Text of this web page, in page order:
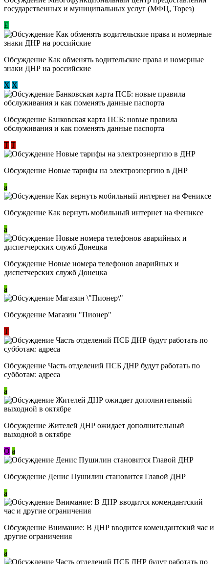
государственных и муниципальных услуг (МФЦ, Торез)
E
Обсуждение ​Как обменять водительские права и номерные
знаки ДНР на российские
Х Х
Обсуждение ​Банковская карта ПСБ: новые правила
обслуживания и как поменять данные паспорта
Т Т
Обсуждение Новые тарифы на электроэнергию в ДНР
a
Обсуждение Как вернуть мобильный интернет на Фениксе
a
Обсуждение Новые номера телефонов аварийных и
диспетчерских служб Донецка
a
Обсуждение Магазин "Пионер"
Т
Обсуждение Часть отделений ПСБ ДНР будут работать по
субботам: адреса
a
Обсуждение Жителей ДНР ожидает дополнительный
выходной в октябре
О a
Обсуждение Денис Пушилин становится Главой ДНР
a
Обсуждение Внимание: В ДНР вводится комендантский час и
другие ограничения
a